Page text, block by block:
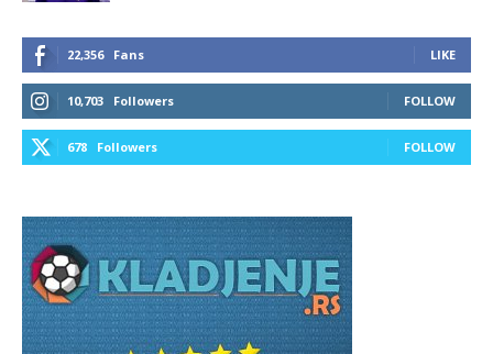
22,356 Fans LIKE
10,703 Followers FOLLOW
678 Followers FOLLOW